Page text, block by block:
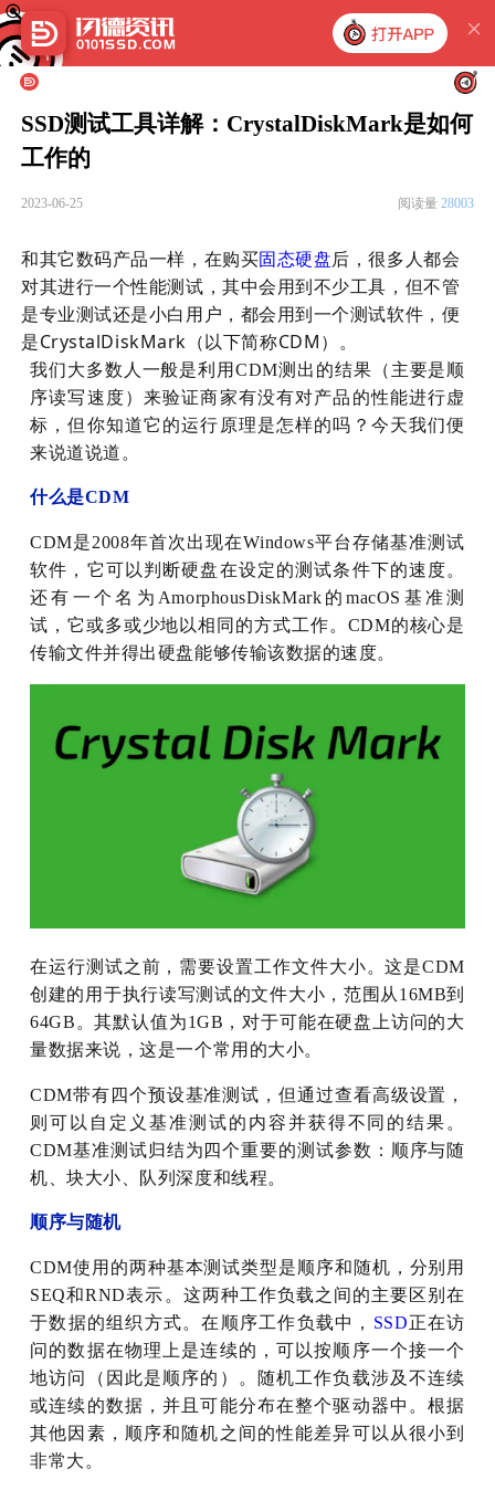
SSD测试工具详解：CrystalDiskMark是如何
工作的
2023-06-25 阅读量 28003
和其它数码产品一样，在购买固态硬盘后，很多人都会
对其进行一个性能测试，其中会用到不少工具，但不管
是专业测试还是小白用户，都会用到一个测试软件，便
是CrystalDiskMark（以下简称CDM）。
我们大多数人一般是利用CDM测出的结果（主要是顺
序读写速度）来验证商家有没有对产品的性能进行虚
标，但你知道它的运行原理是怎样的吗？今天我们便
来说道说道。
什么是CDM
CDM是2008年首次出现在Windows平台存储基准测试
软件，它可以判断硬盘在设定的测试条件下的速度。
还有一个名为AmorphousDiskMark的macOS基准测
试，它或多或少地以相同的方式工作。CDM的核心是
传输文件并得出硬盘能够传输该数据的速度。
在运行测试之前，需要设置工作文件大小。这是CDM
创建的用于执行读写测试的文件大小，范围从16MB到
64GB。其默认值为1GB，对于可能在硬盘上访问的大
量数据来说，这是一个常用的大小。
CDM带有四个预设基准测试，但通过查看高级设置，
则可以自定义基准测试的内容并获得不同的结果。
CDM基准测试归结为四个重要的测试参数：顺序与随
机、块大小、队列深度和线程。
顺序与随机
CDM使用的两种基本测试类型是顺序和随机，分别用
SEQ和RND表示。这两种工作负载之间的主要区别在
于数据的组织方式。在顺序工作负载中， SSD正在访
问的数据在物理上是连续的，可以按顺序一个接一个
地访问（因此是顺序的）。随机工作负载涉及不连续
或连续的数据，并且可能分布在整个驱动器中。根据
其他因素，顺序和随机之间的性能差异可以从很小到
非常大。